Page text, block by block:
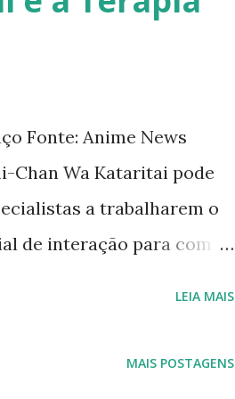
Fonte: Anime News
Chan Wa Kataritai pode
a trabalharem o
de interação para com
LEIA MAIS
MAIS POSTAGENS